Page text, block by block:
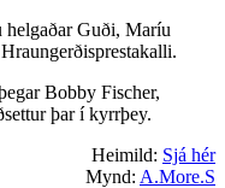
Guði, Maríu
Bobby Fischer,
þar í kyrrþey.
Heimild: Sjá hér
Mynd: A.More.S